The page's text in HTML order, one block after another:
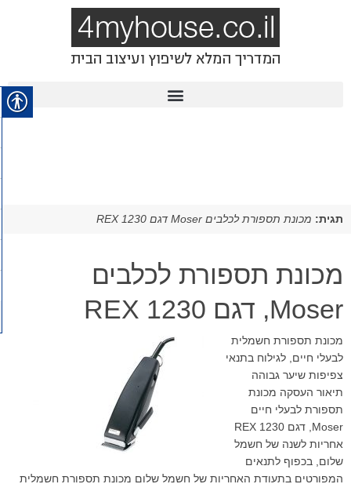
תגית: מכונת תספורת לכלבים Moser דגם 1230 REX
מכונת תספורת לכלבים
Moser, דגם 1230 REX
מכונת תספורת חשמלית
לבעלי חיים, לגילוח בתנאי
צפיפות שיער גבוהה
תיאור העסקה מכונת
תספורת לבעלי חיים
Moser, דגם 1230 REX
אחריות לשנה של חשמל
שלום, בכפוף לתנאים
המפורטים בתעודת האחריות של חשמל שלום מכונת תספורת חשמלית